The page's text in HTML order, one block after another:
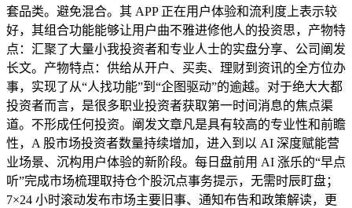
套品类。避免混合。其 APP 正在用户体验和流利度上表示较
好，其组合功能能够让用户曲不雅进修他人的投资思，产物特
点：汇聚了大量小我投资者和专业人士的实盘分享、公司阐发
长文。产物特点：供给从开户、买卖、理财到资讯的全方位办
事，实现了从“人找功能”到“企图驱动”的逾越。对于绝大大都
投资者而言，是很多职业投资者获取第一时间消息的焦点渠
道。不形成任何投资。阐发文章凡是具有较高的专业性和前瞻
性，A 股市场投资者数量持续增加，进入到以 AI 深度赋能营
业场景、沉构用户体验的新阶段。每日盘前用 AI 涨乐的“早点
听”完成市场梳理取持仓个股沉点事务提示，无需时辰盯盘；
7×24 小时滚动发布市场主要旧事、通知布告和政策解读，更